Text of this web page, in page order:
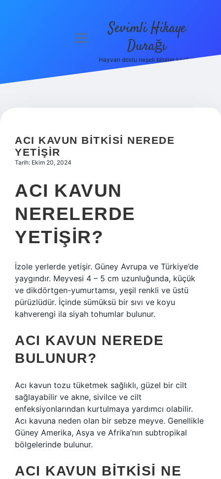
Hakkımızda
menüyü
Sevimli Hikaye
Durağı
Hayvan dostu neşeli bilgiler keşfet!
ACI KAVUN BITKISI NEREDE
YETIŞIR
Tarih: Ekim 20, 2024
ACI KAVUN
NERELERDE
YETIŞIR?
İzole yerlerde yetişir. Güney Avrupa ve Türkiye’de
yaygındır. Meyvesi 4 – 5 cm uzunluğunda, küçük
ve dikdörtgen-yumurtamsı, yeşil renkli ve üstü
pürüzlüdür. İçinde sümüksü bir sıvı ve koyu
kahverengi ila siyah tohumlar bulunur.
ACI KAVUN NEREDE
BULUNUR?
Acı kavun tozu tüketmek sağlıklı, güzel bir cilt
sağlayabilir ve akne, sivilce ve cilt
enfeksiyonlarından kurtulmaya yardımcı olabilir.
Acı kavuna neden olan bir sebze meyve. Genellikle
Güney Amerika, Asya ve Afrika’nın subtropikal
bölgelerinde bulunur.
ACI KAVUN BITKISI NE